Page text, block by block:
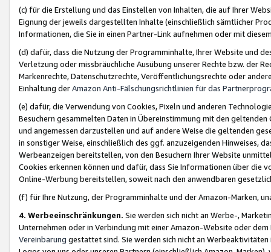
(c) für die Erstellung und das Einstellen von Inhalten, die auf Ihrer
Eignung der jeweils dargestellten Inhalte (einschließlich sämtlicher
Informationen, die Sie in einen Partner-Link aufnehmen oder mit
(d) dafür, dass die Nutzung der Programminhalte, Ihrer Website und
Verletzung oder missbräuchliche Ausübung unserer Rechte bzw. der
Markenrechte, Datenschutzrechte, Veröffentlichungsrechte oder
Einhaltung derAmazon Anti-Fälschungsrichtlinien für das
(e) dafür, die Verwendung von Cookies, Pixeln und anderen
Besuchern gesammelten Daten in Übereinstimmung mit den
und angemessen darzustellen und auf andere Weise die geltenden
in sonstiger Weise, einschließlich des ggf. anzuzeigenden Hinweises,
Werbeanzeigen bereitstellen, von den Besuchern Ihrer Website
Cookies erkennen können und dafür, dass Sie Informationen über die
Online-Werbung bereitstellen, soweit nach den anwendbaren
(f) für Ihre Nutzung, der Programminhalte und der Amazon-Marken,
4. Werbeeinschränkungen. Sie werden sich nicht an Werbe-,
Unternehmen oder in Verbindung mit einer Amazon-Website oder
Vereinbarung gestattet sind. Sie werden sich nicht an